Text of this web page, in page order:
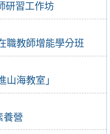
研習工作坊
職教師增能學分班
山海教室」
養營